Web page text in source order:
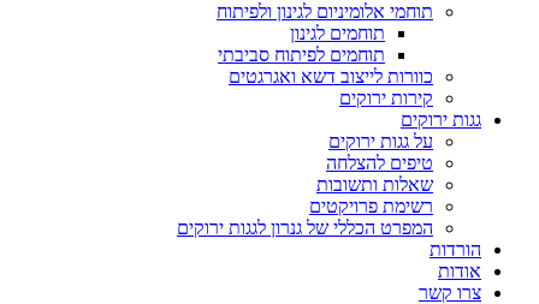
תוחמי אלומיניום לגינון ולפיתוח
תוחמים לגינון
תוחמים לפיתוח סביבתי
כוורות לייצוב דשא ואגרגטים
קירות ירוקים
גגות ירוקים
על גגות ירוקים
טיפים להצלחה
שאלות ותשובות
רשימת פרויקטים
המפרט הכללי של גנרון לגגות ירוקים
הורדות
אודות
צרו קשר